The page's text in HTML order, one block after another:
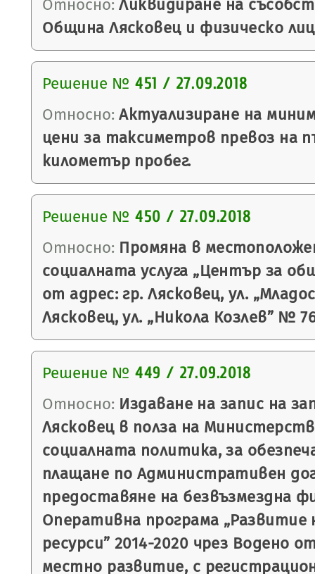
Относно: Ликвидиране на
Община Лясковец и физическо
Решение № 451 / 27.09.2018
Относно: Актуализиране на
цени за таксиметров превоз на
километър пробег.
Решение № 450 / 27.09.2018
Относно: Промяна в
социалната услуга „Център за
от адрес: гр. Лясковец, ул.
Лясковец, ул. „Никола Козлев” №
Решение № 449 / 27.09.2018
Относно: Издаване на запис на
Лясковец в полза на
социалната политика, за
плащане по Административен
предоставяне на безвъзмездна
Оперативна програма
ресурси” 2014-2020 чрез Водено
местно развитие, с